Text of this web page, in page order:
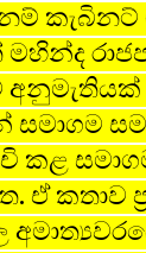
සමාගම
කළ
ඒ කතාව